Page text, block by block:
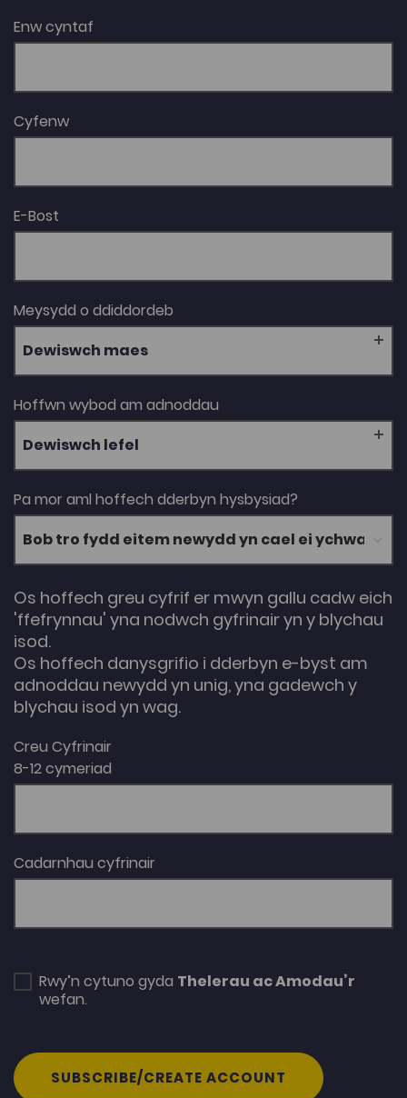
Enw cyntaf
Cyfenw
E-Bost
Meysydd o ddiddordeb
Dewiswch maes
Hoffwn wybod am adnoddau
Dewiswch lefel
Pa mor aml hoffech dderbyn hysbysiad?
Os hoffech greu cyfrif er mwyn gallu cadw eich
'ffefrynnau' yna nodwch gyfrinair yn y blychau
isod.
Os hoffech danysgrifio i dderbyn e-byst am
adnoddau newydd yn unig, yna gadewch y
blychau isod yn wag.
Creu Cyfrinair
8-12 cymeriad
Cadarnhau cyfrinair
Rwy’n cytuno gyda Thelerau ac Amodau’r
wefan.
SUBSCRIBE/CREATE ACCOUNT